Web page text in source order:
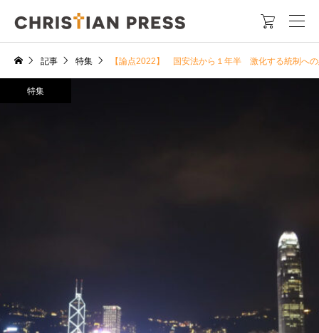

記事 特集 【論点2022】 国安法から１年半 激化する統制へ
特集